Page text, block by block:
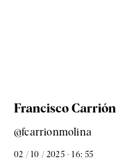
Francisco Carrión
@fcarrionmolina
02 / 10 / 2025 - 16: 55